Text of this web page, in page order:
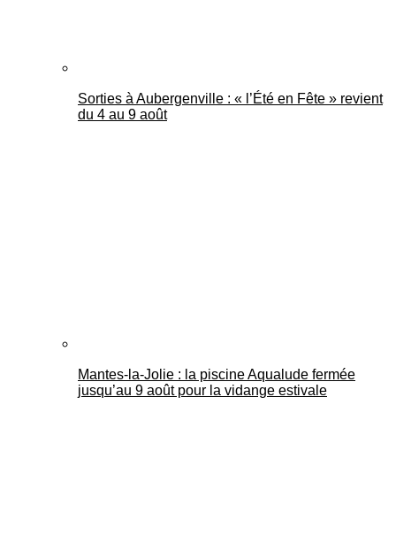
Sorties à Aubergenville : « l’Été en Fête » revient
du 4 au 9 août
Mantes-la-Jolie : la piscine Aqualude fermée
jusqu’au 9 août pour la vidange estivale